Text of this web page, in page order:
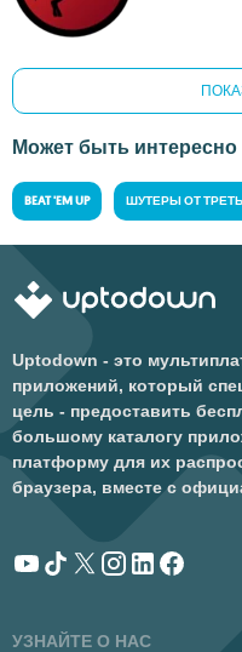
Может быть интересно
BEAT 'EM UP ШУТЕРЫ ОТ
Uptodown - это
приложений, который
цель - предоставить
большому каталогу
платформу для их
браузера, вместе с
УЗНАЙТЕ О НАС